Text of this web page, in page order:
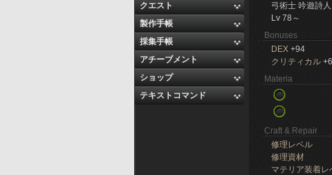
クエスト
製作手帳
採集手帳
アチーブメント
ショップ
テキストコマンド
弓術士 吟遊詩
Lv 78～
Bonuses
DEX +94
クリティカル
Materia
Craft & Repair
修理レベル
修理資材
マテリア装着レ